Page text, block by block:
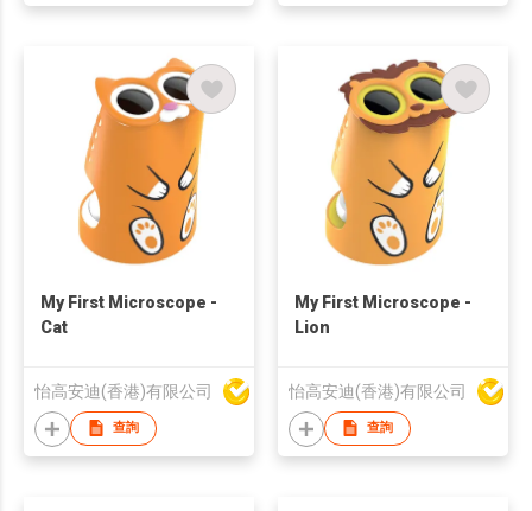
My First Microscope -
Cat
怡高安迪(香港)有限公司
查詢
My First Microscope -
Lion
怡高安迪(香港)有限公司
查詢